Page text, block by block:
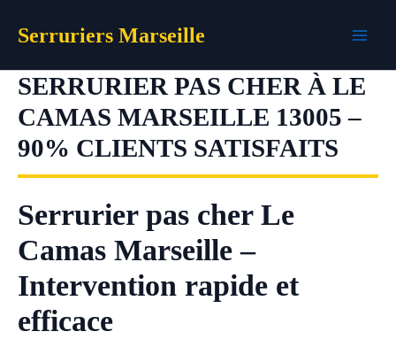
Serruriers Marseille
SERRURIER PAS CHER À LE
CAMAS MARSEILLE 13005 –
90% CLIENTS SATISFAITS
Serrurier pas cher Le
Camas Marseille –
Intervention rapide et
efficace